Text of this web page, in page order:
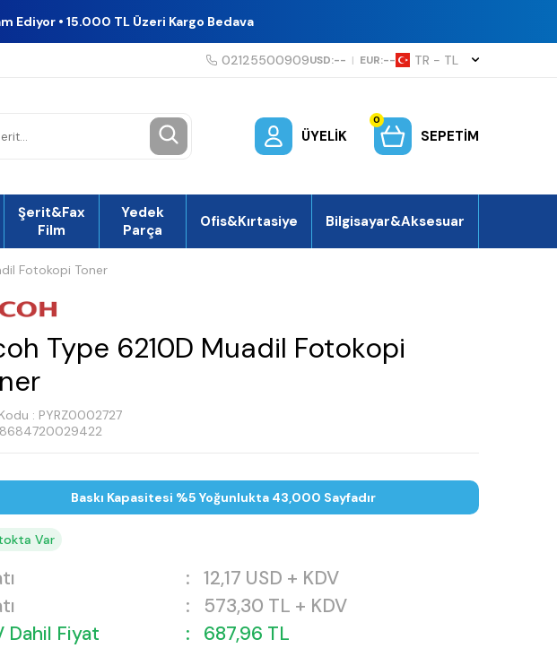
Ediyor • 15.000 TL Üzeri Kargo Bedava
02125500909USD:-- | EUR:-- TR − TL
ÜYELIK
0
SEPETIM
Şerit&Fax
Film
Yedek
Parça
Ofis&Kırtasiye Bilgisayar&Aksesuar
Fotokopi Toner
Type 6210D Muadil Fotokopi
: PYRZ0002727
8684720029422
Baskı Kapasitesi %5 Yoğunlukta 43,000 Sayfadır
Var
: 12,17 USD + KDV
: 573,30 TL + KDV
Dahil Fiyat
: 687,96 TL